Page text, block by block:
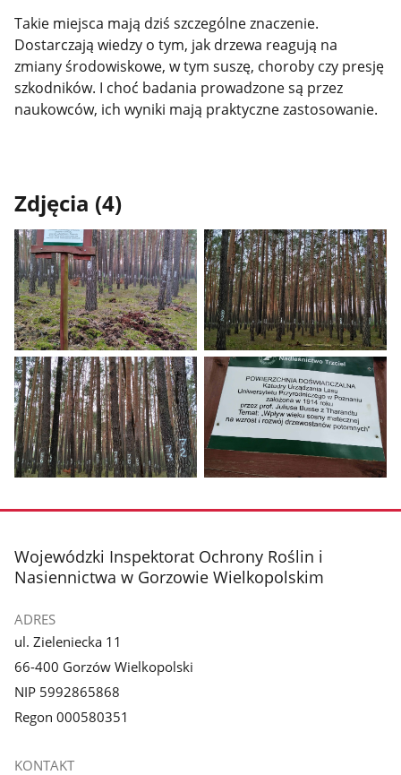
Takie miejsca mają dziś szczególne znaczenie.
Dostarczają wiedzy o tym, jak drzewa reagują na
zmiany środowiskowe, w tym suszę, choroby czy presję
szkodników. I choć badania prowadzone są przez
naukowców, ich wyniki mają praktyczne zastosowanie.
Zdjęcia (4)
Pokaż
zdjęcie
1
z
galerii.
Pokaż
zdjęcie
galerii.
zdjęcie
galerii.
zdjęcie
galerii.
stopka
Wojewódzki Inspektorat Ochrony Roślin i
Nasiennictwa w Gorzowie Wielkopolskim
ADRES
ul. Zieleniecka 11
66-400 Gorzów Wielkopolski
NIP 5992865868
Regon 000580351
KONTAKT